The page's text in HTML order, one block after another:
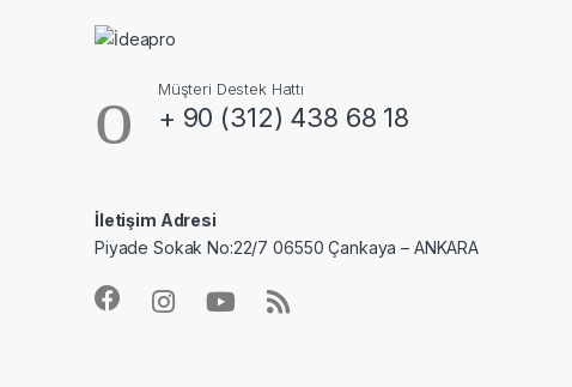
Müşteri Destek Hattı
+ 90 (312) 438 68 18
İletişim Adresi
Piyade Sokak No:22/7 06550 Çankaya – ANKARA